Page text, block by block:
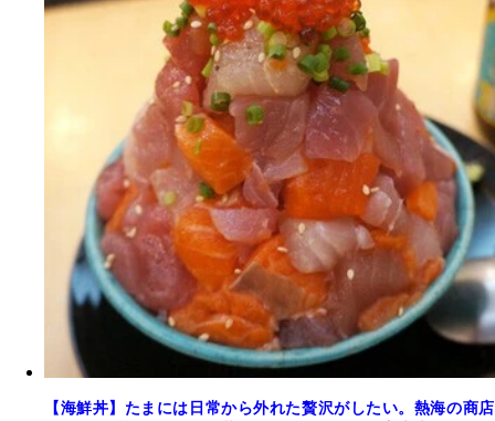
【海鮮丼】たまには日常から外れた贅沢がしたい。熱海の商店